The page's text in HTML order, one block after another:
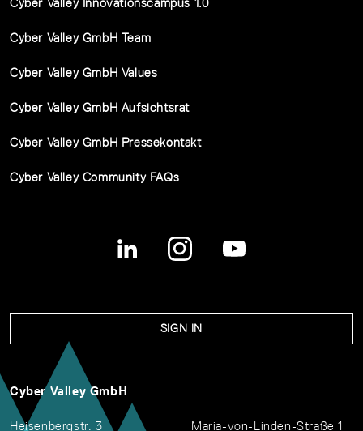
Cyber Valley GmbH Team
Cyber Valley GmbH Values
Cyber Valley GmbH Aufsichtsrat
Cyber Valley GmbH Pressekontakt
Cyber Valley Community FAQs
SIGN IN
Cyber Valley GmbH
Heisenbergstr. 3 Maria-von-Linden-Straße 1